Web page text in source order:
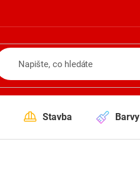
Stavba